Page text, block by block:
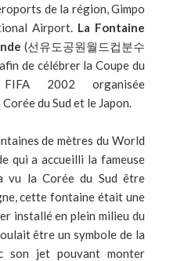
de la région, Gimpo
Airport. La Fontaine
(선유도공원월드컵분수
de célébrer la Coupe du
2002 organisée
du Sud et le Japon.
de mètres du World
qui a accueilli la fameuse
vu la Corée du Sud être
cette fontaine était une
installé en plein milieu du
être un symbole de la
son jet pouvant monter